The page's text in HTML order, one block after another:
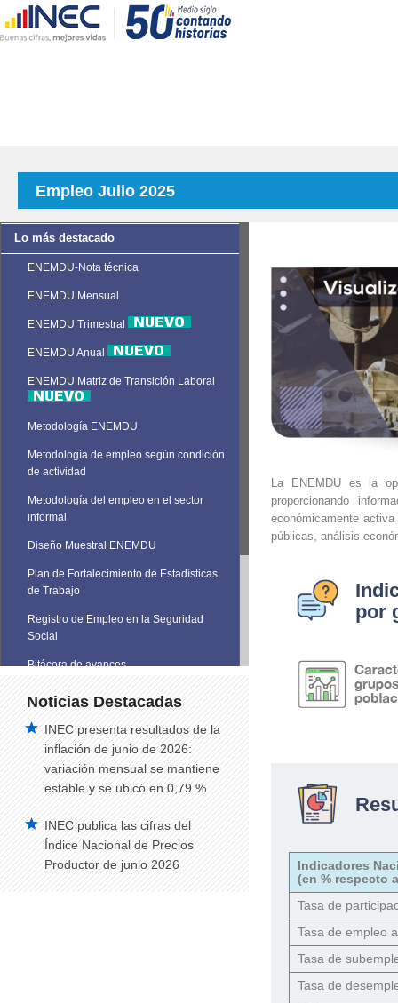
Empleo Julio 2025
Lo más destacado
ENEMDU-Nota técnica
ENEMDU Mensual
ENEMDU Trimestral
ENEMDU Anual
ENEMDU Matriz de Transición Laboral
Metodología ENEMDU
Metodología de empleo según condición
de actividad
Metodología del empleo en el sector
informal
Diseño Muestral ENEMDU
Plan de Fortalecimiento de Estadísticas
de Trabajo
Registro de Empleo en la Seguridad
Social
Bitácora de avances
Noticias Destacadas
INEC presenta resultados de la
inflación de junio de 2026:
variación mensual se mantiene
estable y se ubicó en 0,79 %
INEC publica las cifras del
Índice Nacional de Precios
Productor de junio 2026
La ENEMDU es la
proporcionando
económicamente
públicas, análisis
por
Indicadores
(en % respecto
Tasa de
Tasa de empleo
Tasa de
Tasa de